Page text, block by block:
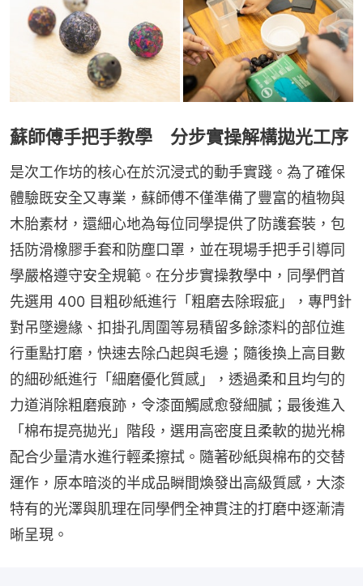
蘇師傅手把手教學 分步實操解構拋光工序
是次工作坊的核心在於沉浸式的動手實踐。為了確保
體驗既安全又專業，蘇師傅不僅準備了豐富的植物與
木胎素材，還細心地為每位同學提供了防護套裝，包
括防滑橡膠手套和防塵口罩，並在現場手把手引導同
學嚴格遵守安全規範。在分步實操教學中，同學們首
先選用 400 目粗砂紙進行「粗磨去除瑕疵」，專門針
對吊墜邊緣、扣掛孔周圍等易積留多餘漆料的部位進
行重點打磨，快速去除凸起與毛邊；隨後換上高目數
的細砂紙進行「細磨優化質感」，透過柔和且均勻的
力道消除粗磨痕跡，令漆面觸感愈發細膩；最後進入
「棉布提亮拋光」階段，選用高密度且柔軟的拋光棉
配合少量清水進行輕柔擦拭。隨著砂紙與棉布的交替
運作，原本暗淡的半成品瞬間煥發出高級質感，大漆
特有的光澤與肌理在同學們全神貫注的打磨中逐漸清
晰呈現。